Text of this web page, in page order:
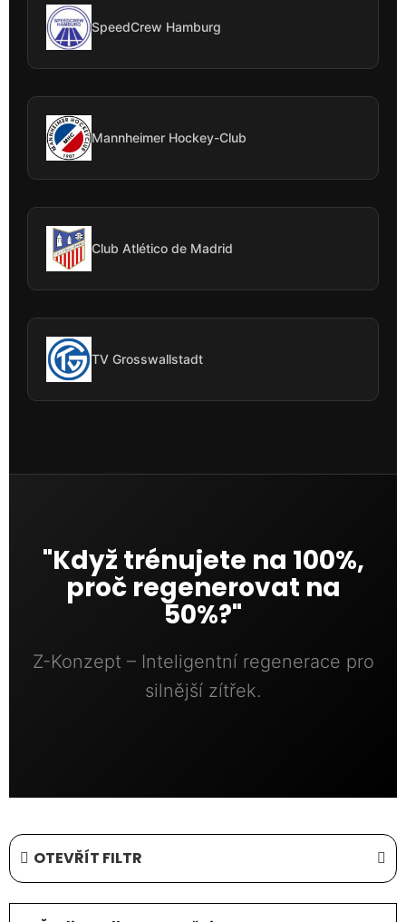
SpeedCrew Hamburg
Mannheimer Hockey-Club
Club Atlético de Madrid
TV Grosswallstadt
"Když trénujete na 100%,
proč regenerovat na
50%?"
Z-Konzept – Inteligentní regenerace pro
silnější zítřek.
OTEVŘÍT FILTR
Ř